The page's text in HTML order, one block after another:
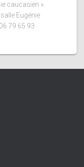
caucasien ».
Eugénie
79 65 93